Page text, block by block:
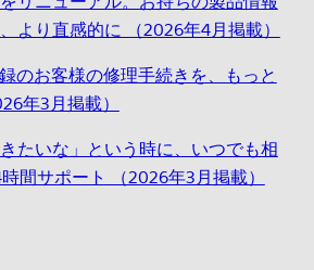
より直感的に （2026年4月掲載）
のお客様の修理手続きを、もっと
年3月掲載）
きたいな」という時に、いつでも相
間サポート （2026年3月掲載）